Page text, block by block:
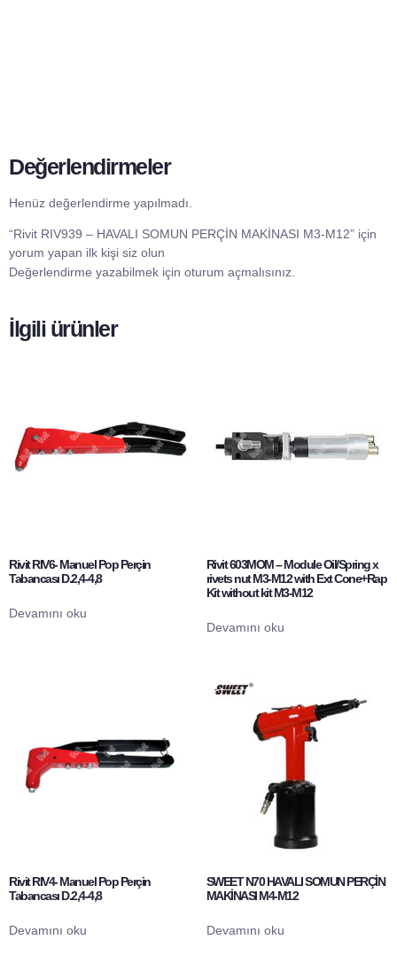
Değerlendirmeler
Henüz değerlendirme yapılmadı.
“Rivit RIV939 – HAVALI SOMUN PERÇİN MAKİNASI M3-M12” için
yorum yapan ilk kişi siz olun
Değerlendirme yazabilmek için oturum açmalısınız.
İlgili ürünler
Rivit RIV6- Manuel Pop Perçin
Tabancası D.2,4-4,8
Devamını oku
Rivit 603MOM – Module Oil/Spring x
rivets nut M3-M12 with Ext Cone+Rap
Kit without kit M3-M12
Devamını oku
Rivit RIV4- Manuel Pop Perçin
Tabancası D.2,4-4,8
Devamını oku
SWEET N70 HAVALI SOMUN PERÇİN
MAKİNASI M4-M12
Devamını oku